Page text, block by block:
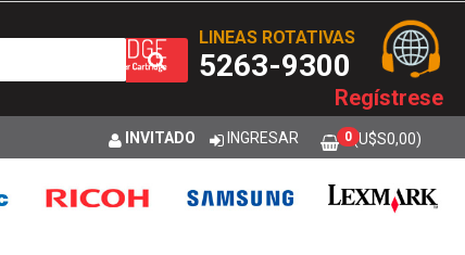
INVITADO INGRESAR 0 (U$S0,00)
LINEAS ROTATIVAS
5263-9300
Regístrese